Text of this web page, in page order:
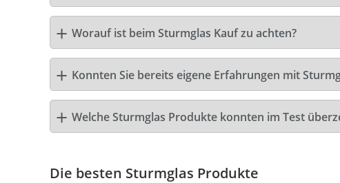
Worauf ist beim Sturmglas Kauf zu achten?
Konnten Sie bereits eigene Erfahrungen mit
Welche Sturmglas Produkte konnten im Test
Die besten Sturmglas Produkte